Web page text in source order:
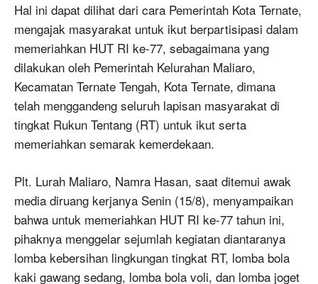
Hal ini dapat dilihat dari cara Pemerintah Kota Ternate,
mengajak masyarakat untuk ikut berpartisipasi dalam
memeriahkan HUT RI ke-77, sebagaimana yang
dilakukan oleh Pemerintah Kelurahan Maliaro,
Kecamatan Ternate Tengah, Kota Ternate, dimana
telah menggandeng seluruh lapisan masyarakat di
tingkat Rukun Tentang (RT) untuk ikut serta
memeriahkan semarak kemerdekaan.
Plt. Lurah Maliaro, Namra Hasan, saat ditemui awak
media diruang kerjanya Senin (15/8), menyampaikan
bahwa untuk memeriahkan HUT RI ke-77 tahun ini,
pihaknya menggelar sejumlah kegiatan diantaranya
lomba kebersihan lingkungan tingkat RT, lomba bola
kaki gawang sedang, lomba bola voli, dan lomba joget